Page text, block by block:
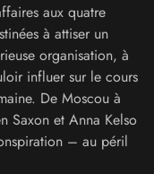
aux quatre
à attiser un
organisation, à
influer sur le cours
De Moscou à
Saxon et Anna Kelso
– au péril